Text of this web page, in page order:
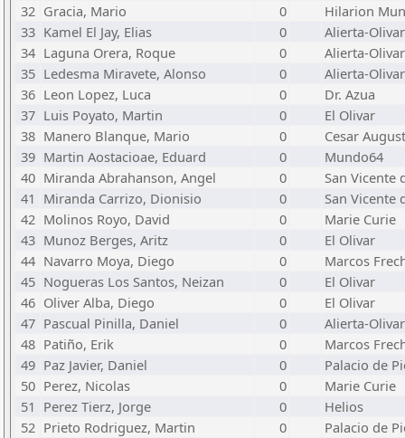
32 Gracia, Mario 0
Hilarion
33 Kamel El Jay, Elias 0
Alierta-Olivar
34 Laguna Orera, Roque 0
Alierta-Olivar
35 Ledesma Miravete, Alonso 0
Alierta-Olivar
36 Leon Lopez, Luca 0
Dr. Azua
37 Luis Poyato, Martin 0
El Olivar
38 Manero Blanque, Mario 0
Cesar
39 Martin Aostacioae, Eduard 0
Mundo64
40 Miranda Abrahanson, Angel 0
San Vicente
41 Miranda Carrizo, Dionisio 0
San Vicente
42 Molinos Royo, David 0
Marie Curie
43 Munoz Berges, Aritz 0
El Olivar
44 Navarro Moya, Diego 0
Marcos
45 Nogueras Los Santos, Neizan 0
El Olivar
46 Oliver Alba, Diego 0
El Olivar
47 Pascual Pinilla, Daniel 0
Alierta-Olivar
48 Patiño, Erik 0
Marcos
49 Paz Javier, Daniel 0
Palacio de
50 Perez, Nicolas 0
Marie Curie
51 Perez Tierz, Jorge 0
Helios
52 Prieto Rodriguez, Martin 0
Palacio de